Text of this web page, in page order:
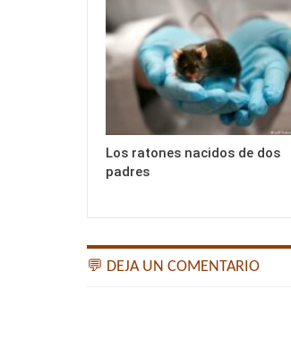
Los ratones nacidos de dos
padres
💬 DEJA UN COMENTARIO